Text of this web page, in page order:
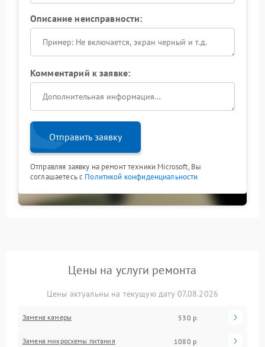
Описание неисправности:
Комментарий к заявке:
Отправить заявку
Отправляя заявку на ремонт техники Microsoft, Вы
соглашаетесь с Политикой конфиденциальности
Цены на услуги ремонта
Цены актуальны на текущую дату 07.08.2026
Замена камеры 530 р
Замена микросхемы питания 1080 р